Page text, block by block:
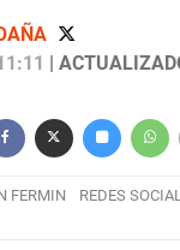
|
FERMIN REDES